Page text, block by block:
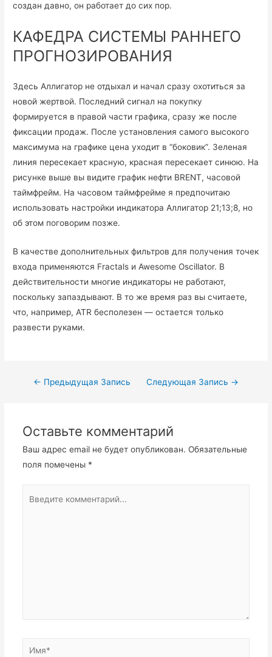
создан давно, он работает до сих пор.
КАФЕДРА СИСТЕМЫ РАННЕГО
ПРОГНОЗИРОВАНИЯ
Здесь Аллигатор не отдыхал и начал сразу охотиться за
новой жертвой. Последний сигнал на покупку
формируется в правой части графика, сразу же после
фиксации продаж. После установления самого высокого
максимума на графике цена уходит в “боковик”. Зеленая
линия пересекает красную, красная пересекает синюю. На
рисунке выше вы видите график нефти BRENT, часовой
таймфрейм. На часовом таймфрейме я предпочитаю
использовать настройки индикатора Аллигатор 21;13;8, но
об этом поговорим позже.
В качестве дополнительных фильтров для получения точек
входа применяются Fractals и Awesome Oscillator. В
действительности многие индикаторы не работают,
поскольку запаздывают. В то же время раз вы считаете,
что, например, ATR бесполезен — остается только
развести руками.
Навигация
← Предыдущая Запись Следующая Запись →
Оставьте комментарий
Ваш адрес email не будет опубликован. Обязательные
поля помечены *
комментарий...
Имя*